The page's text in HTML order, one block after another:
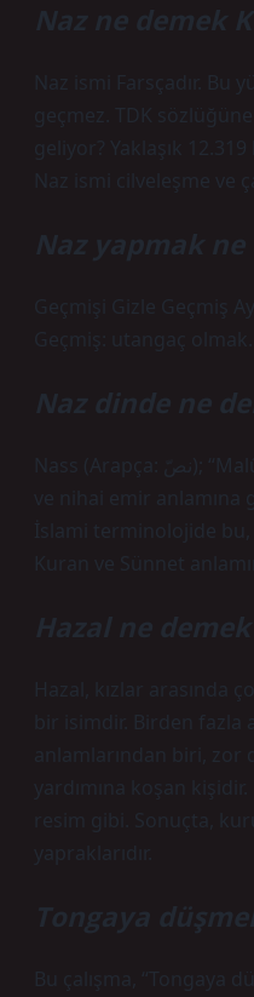
Naz ne demek
Naz ismi Farsçadır. Bu
geçmez. TDK
geliyor? Yaklaşık
Naz ismi cilveleşme ve
Naz yapmak ne
Geçmişi Gizle Geçmiş
Geçmiş: utangaç olmak.
Naz dinde ne
Nass (Arapça: نصّ); “Malûm” veya açık, hukuki karar
ve nihai emir anlamına
İslami terminolojide bu,
Kuran ve Sünnet
Hazal ne
Hazal, kızlar arasında
bir isimdir. Birden fazla
anlamlarından biri, zor
yardımına koşan
resim gibi. Sonuçta,
yapraklarıdır.
Tongaya
Bu çalışma, “Tongaya